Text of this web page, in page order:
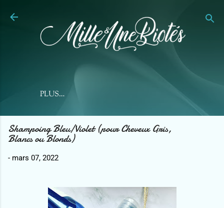
PLUS…
Shampoing Bleu/Violet (pour Cheveux Gris,
Blancs ou Blonds)
- mars 07, 2022